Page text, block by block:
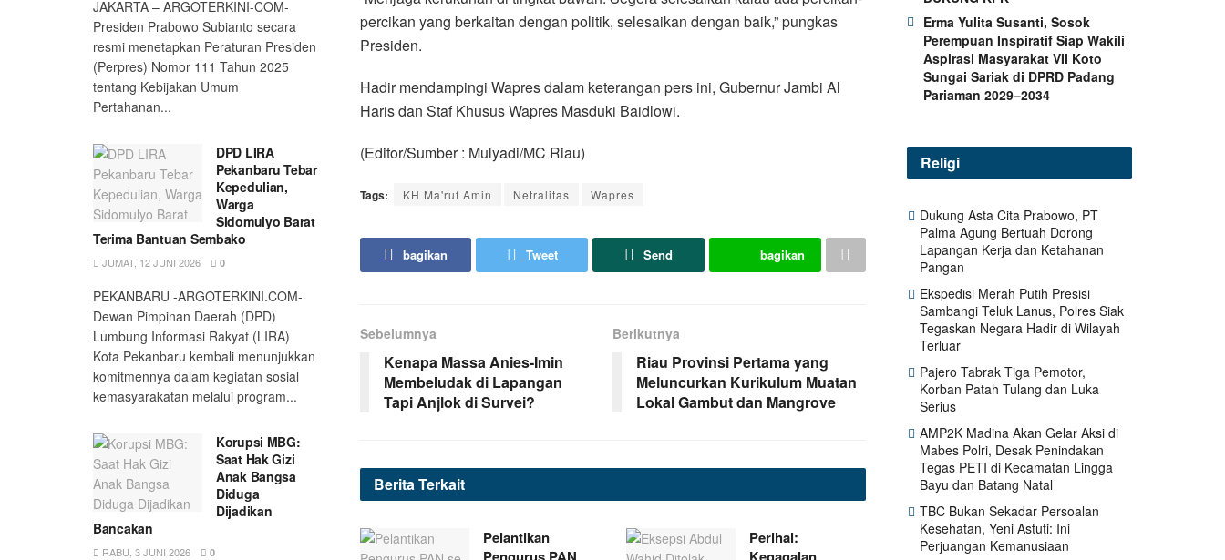
percikan yang berkaitan dengan politik, selesaikan dengan baik,” pungkas
Presiden.
Hadir mendampingi Wapres dalam keterangan pers ini, Gubernur Jambi Al
Haris dan Staf Khusus Wapres Masduki Baidlowi.
(Editor/Sumber : Mulyadi/MC Riau)
Tags: KH Ma'ruf Amin Netralitas Wapres
bagikan Tweet Send bagikan
Sebelumnya
Kenapa Massa Anies-Imin
Membeludak di Lapangan
Tapi Anjlok di Survei?
Berikutnya
Riau Provinsi Pertama yang
Meluncurkan Kurikulum Muatan
Lokal Gambut dan Mangrove
BeritaTerkait
Pelantikan
Perihal:
JAKARTA – ARGOTERKINI-COM-
Presiden Prabowo Subianto secara
resmi menetapkan Peraturan Presiden
(Perpres) Nomor 111 Tahun 2025
tentang Kebijakan Umum
Pertahanan...
DPD LIRA
Pekanbaru Tebar
Kepedulian,
Warga
Sidomulyo Barat
Terima Bantuan Sembako
JUMAT, 12 JUNI 2026 0
PEKANBARU -ARGOTERKINI.COM-
Dewan Pimpinan Daerah (DPD)
Lumbung Informasi Rakyat (LIRA)
Kota Pekanbaru kembali menunjukkan
komitmennya dalam kegiatan sosial
kemasyarakatan melalui program...
Korupsi MBG:
Saat Hak Gizi
Anak Bangsa
Diduga
Dijadikan
Bancakan
RABU, 3 JUNI 2026 0
Erma Yulita Susanti, Sosok
Perempuan Inspiratif Siap Wakili
Aspirasi Masyarakat VII Koto
Sungai Sariak di DPRD Padang
Pariaman 2029–2034
Religi
Dukung Asta Cita Prabowo, PT
Palma Agung Bertuah Dorong
Lapangan Kerja dan Ketahanan
Pangan
Ekspedisi Merah Putih Presisi
Sambangi Teluk Lanus, Polres Siak
Tegaskan Negara Hadir di Wilayah
Terluar
Pajero Tabrak Tiga Pemotor,
Korban Patah Tulang dan Luka
Serius
AMP2K Madina Akan Gelar Aksi di
Mabes Polri, Desak Penindakan
Tegas PETI di Kecamatan Lingga
Bayu dan Batang Natal
TBC Bukan Sekadar Persoalan
Kesehatan, Yeni Astuti: Ini
Perjuangan Kemanusiaan